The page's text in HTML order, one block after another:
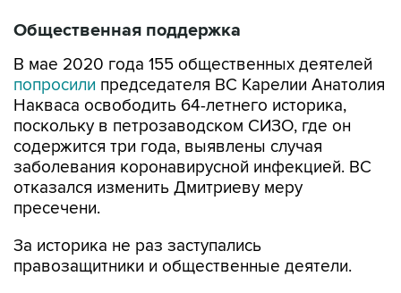
Общественная поддержка
В мае 2020 года 155 общественных деятелей
попросили председателя ВС Карелии Анатолия
Накваса освободить 64-летнего историка,
поскольку в петрозаводском СИЗО, где он
содержится три года, выявлены случая
заболевания коронавирусной инфекцией. ВС
отказался изменить Дмитриеву меру
пресечени.
За историка не раз заступались
правозащитники и общественные деятели.